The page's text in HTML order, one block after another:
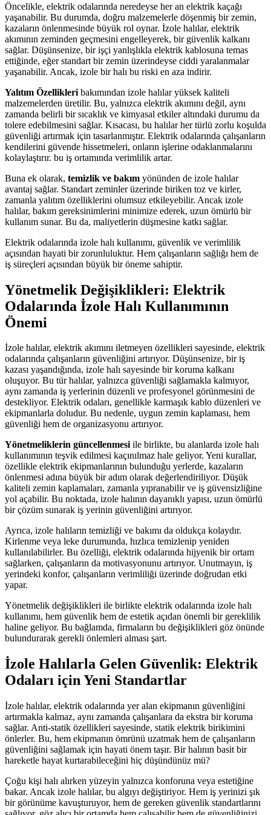
Öncelikle, elektrik odalarında neredeyse her an elektrik kaçağı
yaşanabilir. Bu durumda, doğru malzemelerle döşenmiş bir zemin,
kazaların önlenmesinde büyük rol oynar. İzole halılar, elektrik
akımının zeminden geçmesini engelleyerek, bir güvenlik kalkanı
sağlar. Düşünsenize, bir işçi yanlışlıkla elektrik kablosuna temas
ettiğinde, eğer standart bir zemin üzerindeyse ciddi yaralanmalar
yaşanabilir. Ancak, izole bir halı bu riski en aza indirir.
Yalıtım Özellikleri bakımından izole halılar yüksek kaliteli
malzemelerden üretilir. Bu, yalnızca elektrik akımını değil, aynı
zamanda belirli bir sıcaklık ve kimyasal etkiler altındaki durumu da
tolere edebilmesini sağlar. Kısacası, bu halılar her türlü zorlu koşulda
güvenliği artırmak için tasarlanmıştır. Elektrik odalarında çalışanların
kendilerini güvende hissetmeleri, onların işlerine odaklanmalarını
kolaylaştırır. bu iş ortamında verimlilik artar.
Buna ek olarak, temizlik ve bakım yönünden de izole halılar
avantaj sağlar. Standart zeminler üzerinde biriken toz ve kirler,
zamanla yalıtım özelliklerini olumsuz etkileyebilir. Ancak izole
halılar, bakım gereksinimlerini minimize ederek, uzun ömürlü bir
kullanım sunar. Bu da, maliyetlerin düşmesine katkı sağlar.
Elektrik odalarında izole halı kullanımı, güvenlik ve verimlilik
açısından hayati bir zorunluluktur. Hem çalışanların sağlığı hem de
iş süreçleri açısından büyük bir öneme sahiptir.
Yönetmelik Değişiklikleri: Elektrik
Odalarında İzole Halı Kullanımının
Önemi
İzole halılar, elektrik akımını iletmeyen özellikleri sayesinde, elektrik
odalarında çalışanların güvenliğini artırıyor. Düşünsenize, bir iş
kazası yaşandığında, izole halı sayesinde bir koruma kalkanı
oluşuyor. Bu tür halılar, yalnızca güvenliği sağlamakla kalmıyor,
aynı zamanda iş yerlerinin düzenli ve profesyonel görünmesini de
destekliyor. Elektrik odaları, genellikle karmaşık kablo düzenleri ve
ekipmanlarla doludur. Bu nedenle, uygun zemin kaplaması, hem
güvenliği hem de organizasyonu artırıyor.
Yönetmeliklerin güncellenmesiile birlikte, bu alanlarda izole halı
kullanımının teşvik edilmesi kaçınılmaz hale geliyor. Yeni kurallar,
özellikle elektrik ekipmanlarının bulunduğu yerlerde, kazaların
önlenmesi adına büyük bir adım olarak değerlendiriliyor. Düşük
kaliteli zemin kaplamaları, zamanla yıpranabilir ve iş güvensizliğine
yol açabilir. Bu noktada, izole halının dayanıklı yapısı, uzun ömürlü
bir çözüm sunarak iş yerinin güvenliğini artırıyor.
Ayrıca, izole halıların temizliği ve bakımı da oldukça kolaydır.
Kirlenme veya leke durumunda, hızlıca temizlenip yeniden
kullanılabilirler. Bu özelliği, elektrik odalarında hijyenik bir ortam
sağlarken, çalışanların da motivasyonunu artırıyor. Unutmayın, iş
yerindeki konfor, çalışanların verimliliği üzerinde doğrudan etki
yapar.
Yönetmelik değişiklikleri ile birlikte elektrik odalarında izole halı
kullanımı, hem güvenlik hem de estetik açıdan önemli bir gereklilik
haline geliyor. Bu bağlamda, firmaların bu değişiklikleri göz önünde
bulundurarak gerekli önlemleri alması şart.
İzole Halılarla Gelen Güvenlik: Elektrik
Odaları için Yeni Standartlar
İzole halılar, elektrik odalarında yer alan ekipmanın güvenliğini
artırmakla kalmaz, aynı zamanda çalışanlara da ekstra bir koruma
sağlar. Anti-statik özellikleri sayesinde, statik elektrik birikimini
önlerler. Bu, hem ekipmanın ömrünü uzatmak hem de çalışanların
güvenliğini sağlamak için hayati önem taşır. Bir halının basit bir
hareketle hayat kurtarabileceğini hiç düşündünüz mü?
Çoğu kişi halı alırken yüzeyin yalnızca konforuna veya estetiğine
bakar. Ancak izole halılar, bu algıyı değiştiriyor. Hem iş yerinizi şık
bir görünüme kavuşturuyor, hem de gereken güvenlik standartlarını